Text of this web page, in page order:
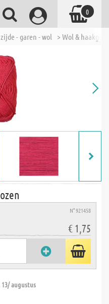
- garen - wol > Wol &
N° 921458
€ 1,75
augustus
0